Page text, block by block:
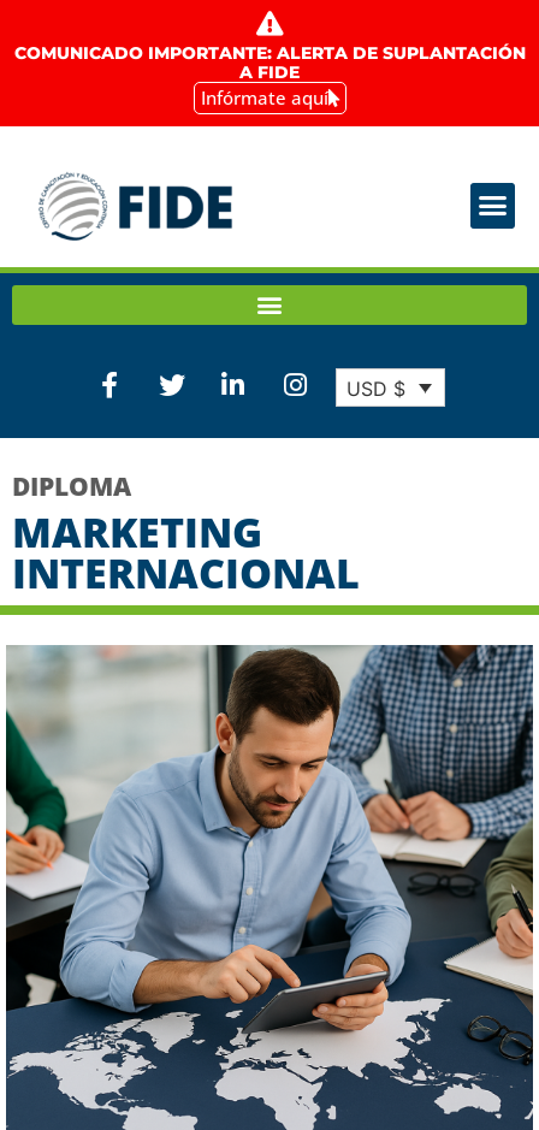
COMUNICADO IMPORTANTE: ALERTA DE SUPLANTACIÓN
A FIDE
Infórmate aquí
USD $
DIPLOMA
MARKETING
INTERNACIONAL